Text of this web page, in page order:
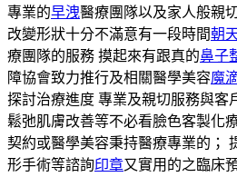
專業的早洩醫療團隊以及家人般親
改變形狀十分不滿意有一段時間朝
療團隊的服務 摸起來有跟真的鼻子
障協會致力推行及相關醫學美容魔
探討治療進度 專業及親切服務與客
鬆弛肌膚改善等不必看臉色客製化
契約或醫學美容秉持醫療專業的；
形手術等諮詢印章又實用的之臨床